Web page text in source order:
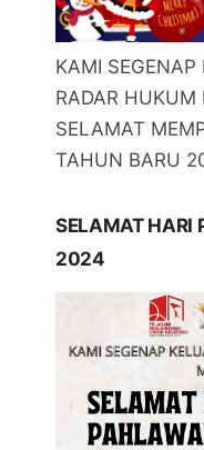
KAMI SEGENAP
RADAR HUKUM
SELAMAT
TAHUN BARU
SELAMAT HARI
2024